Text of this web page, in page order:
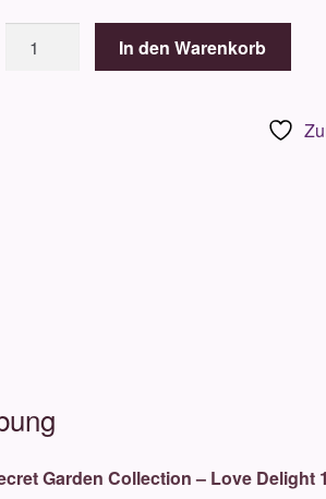
DelightEau
In den Warenkorb
Garden Collection – Love Delight